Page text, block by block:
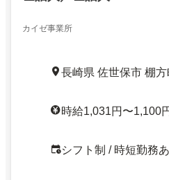
カイゼ事業所
長崎県 佐世保市 棚
時給1,031円〜1,100
シフト制 / 時短勤務